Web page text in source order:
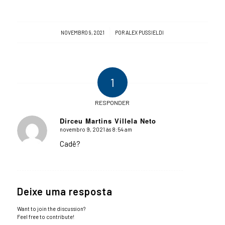
NOVEMBRO 9, 2021
/ PORALEX PUSSIELDI
1
RESPONDER
Dirceu Martins Villela Neto
says:
novembro 9, 2021 às 8:54 am
Cadê?
Deixe uma resposta
Want to join the discussion?
Feel free to contribute!